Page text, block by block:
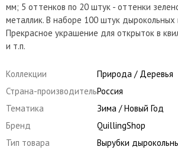
мм; 5 оттенков по 20 штук - оттенки
металлик. В наборе 100 штук дырокольных
Прекрасное украшение для открыток в
и т.п.
Коллекции
Природа / Деревья
Страна-производительРоссия
Тематика
Зима / Новый Год
Бренд
QuillingShop
Тип товара
Вырубки